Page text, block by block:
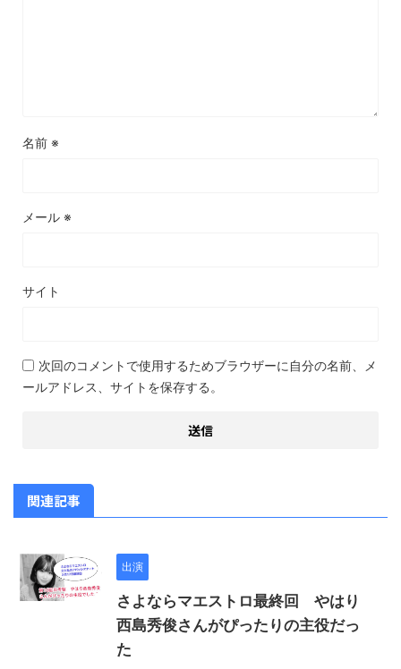
名前 ※
メール ※
サイト
次回のコメントで使用するためブラウザーに自分の名前、メ
ールアドレス、サイトを保存する。
関連記事
出演
さよならマエストロ最終回 やはり
西島秀俊さんがぴったりの主役だっ
た